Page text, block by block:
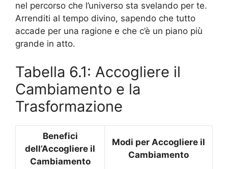
nel percorso che l’universo sta svelando per te.
Arrenditi al tempo divino, sapendo che tutto
accade per una ragione e che c’è un piano più
grande in atto.
Tabella 6.1: Accogliere il
Cambiamento e la
Trasformazione
Benefici
dell’Accogliere il
Cambiamento
Modi per Accogliere il
Cambiamento